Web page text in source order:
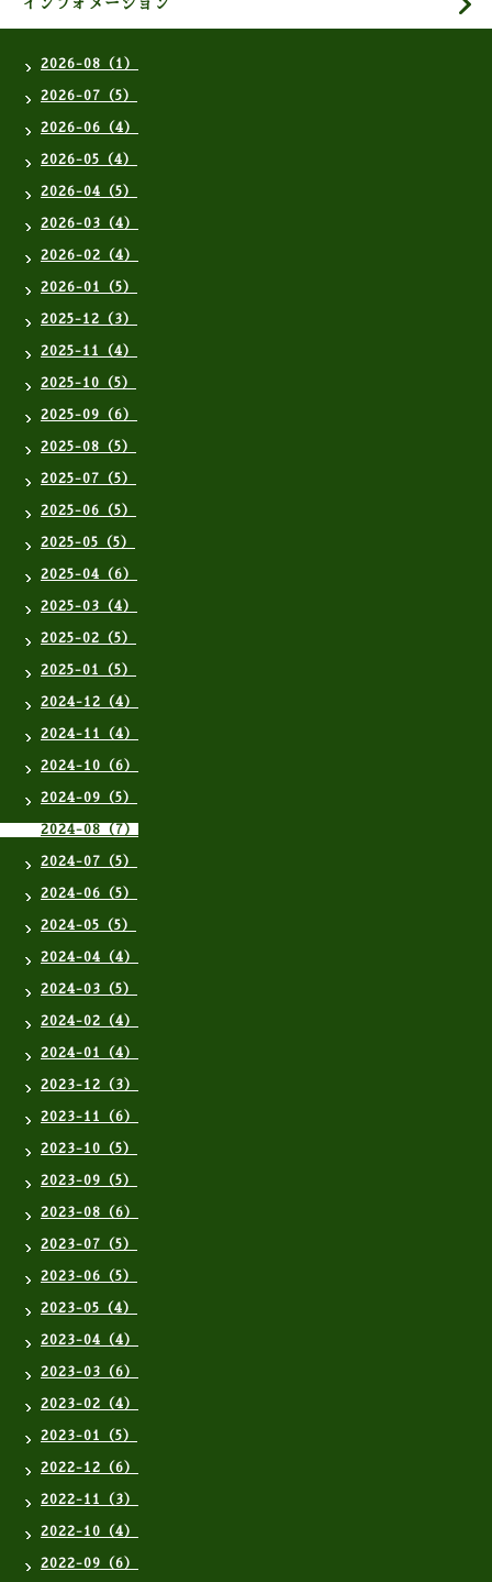
インフォメーション
2026-08（1）
2026-07（5）
2026-06（4）
2026-05（4）
2026-04（5）
2026-03（4）
2026-02（4）
2026-01（5）
2025-12（3）
2025-11（4）
2025-10（5）
2025-09（6）
2025-08（5）
2025-07（5）
2025-06（5）
2025-05（5）
2025-04（6）
2025-03（4）
2025-02（5）
2025-01（5）
2024-12（4）
2024-11（4）
2024-10（6）
2024-09（5）
2024-08（7）
2024-07（5）
2024-06（5）
2024-05（5）
2024-04（4）
2024-03（5）
2024-02（4）
2024-01（4）
2023-12（3）
2023-11（6）
2023-10（5）
2023-09（5）
2023-08（6）
2023-07（5）
2023-06（5）
2023-05（4）
2023-04（4）
2023-03（6）
2023-02（4）
2023-01（5）
2022-12（6）
2022-11（3）
2022-10（4）
2022-09（6）